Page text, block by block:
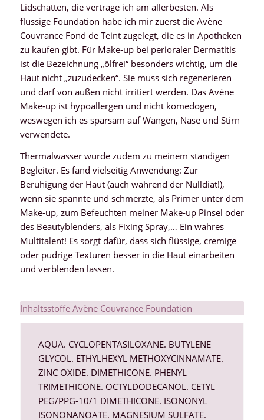
Lidschatten, die vertrage ich am allerbesten. Als
flüssige Foundation habe ich mir zuerst die Avène
Couvrance Fond de Teint zugelegt, die es in Apotheken
zu kaufen gibt. Für Make-up bei perioraler Dermatitis
ist die Bezeichnung „ölfrei“ besonders wichtig, um die
Haut nicht „zuzudecken“. Sie muss sich regenerieren
und darf von außen nicht irritiert werden. Das Avène
Make-up ist hypoallergen und nicht komedogen,
weswegen ich es sparsam auf Wangen, Nase und Stirn
verwendete.
Thermalwasser wurde zudem zu meinem ständigen
Begleiter. Es fand vielseitig Anwendung: Zur
Beruhigung der Haut (auch während der Nulldiät!),
wenn sie spannte und schmerzte, als Primer unter dem
Make-up, zum Befeuchten meiner Make-up Pinsel oder
des Beautyblenders, als Fixing Spray,… Ein wahres
Multitalent! Es sorgt dafür, dass sich flüssige, cremige
oder pudrige Texturen besser in die Haut einarbeiten
und verblenden lassen.
Inhaltsstoffe Avène Couvrance Foundation
AQUA. CYCLOPENTASILOXANE. BUTYLENE
GLYCOL. ETHYLHEXYL METHOXYCINNAMATE.
ZINC OXIDE. DIMETHICONE. PHENYL
TRIMETHICONE. OCTYLDODECANOL. CETYL
PEG/PPG-10/1 DIMETHICONE. ISONONYL
ISONONANOATE. MAGNESIUM SULFATE.